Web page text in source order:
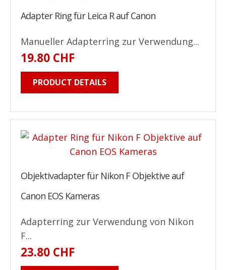
Adapter Ring für Leica R auf Canon
Manueller Adapterring zur Verwendung...
19.80 CHF
PRODUCT DETAILS
Objektivadapter für Nikon F Objektive auf
Canon EOS Kameras
Adapterring zur Verwendung von Nikon
F...
23.80 CHF